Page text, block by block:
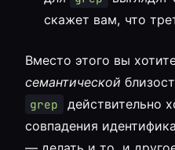
скажет вам, что
Вместо этого вы
семантической
grep
действительно
совпадения